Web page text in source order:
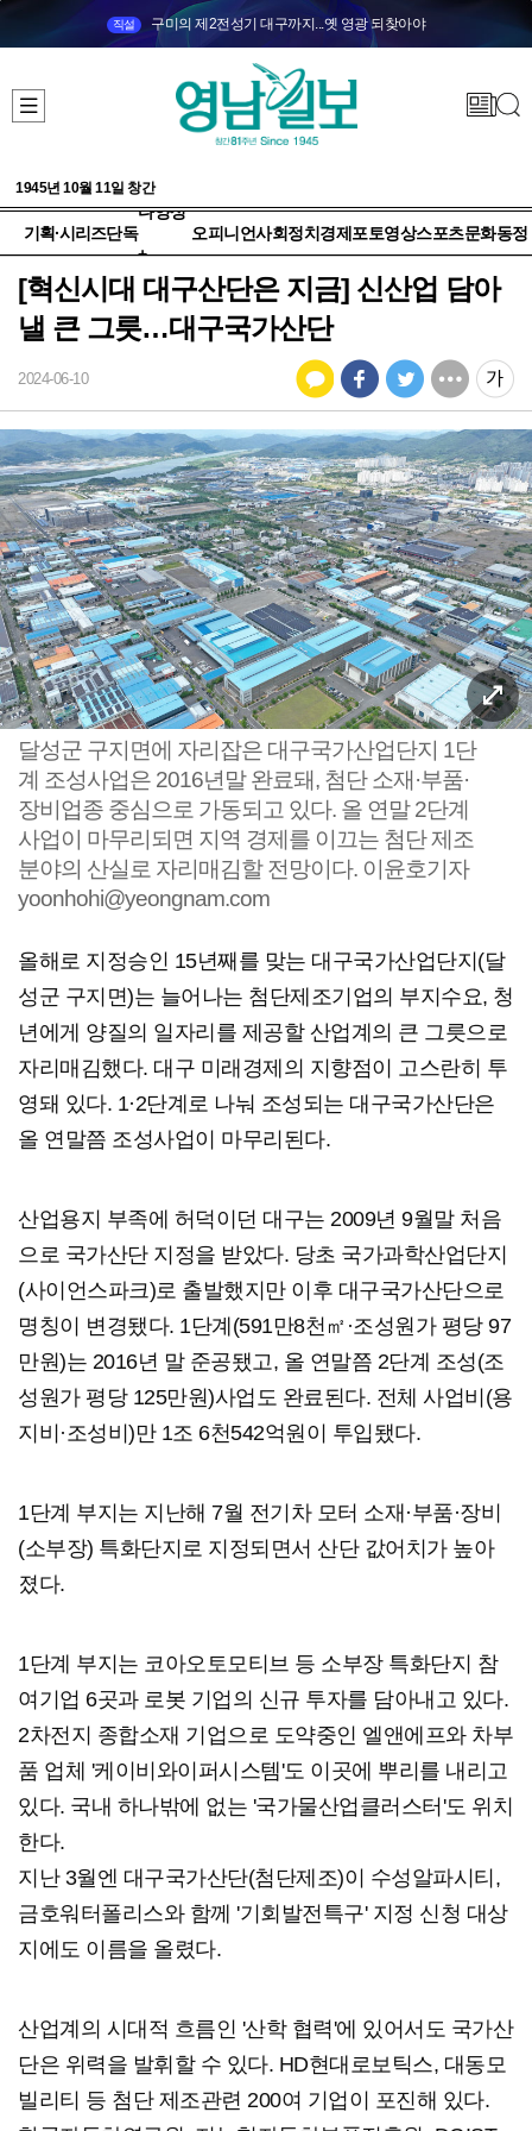
직설 구미의 제2전성기 대구까지...옛 영광 되찾아야
1945년 10월 11일 창간
기획·시리즈단독
다양성
+
오피니언사회정치 경제 포토영상스포츠문화동정
[혁신시대 대구산단은 지금] 신산업 담아
낼 큰 그릇…대구국가산단
2024-06-10
달성군 구지면에 자리잡은 대구국가산업단지 1단
계 조성사업은 2016년말 완료돼, 첨단 소재·부품·
장비업종 중심으로 가동되고 있다. 올 연말 2단계
사업이 마무리되면 지역 경제를 이끄는 첨단 제조
분야의 산실로 자리매김할 전망이다. 이윤호기자
yoonhohi@yeongnam.com
올해로 지정승인 15년째를 맞는 대구국가산업단지(달
성군 구지면)는 늘어나는 첨단제조기업의 부지수요, 청
년에게 양질의 일자리를 제공할 산업계의 큰 그릇으로
자리매김했다. 대구 미래경제의 지향점이 고스란히 투
영돼 있다. 1·2단계로 나눠 조성되는 대구국가산단은
올 연말쯤 조성사업이 마무리된다.
산업용지 부족에 허덕이던 대구는 2009년 9월말 처음
으로 국가산단 지정을 받았다. 당초 국가과학산업단지
(사이언스파크)로 출발했지만 이후 대구국가산단으로
명칭이 변경됐다. 1단계(591만8천㎡·조성원가 평당 97
만원)는 2016년 말 준공됐고, 올 연말쯤 2단계 조성(조
성원가 평당 125만원)사업도 완료된다. 전체 사업비(용
지비·조성비)만 1조 6천542억원이 투입됐다.
1단계 부지는 지난해 7월 전기차 모터 소재·부품·장비
(소부장) 특화단지로 지정되면서 산단 값어치가 높아
졌다.
1단계 부지는 코아오토모티브 등 소부장 특화단지 참
여기업 6곳과 로봇 기업의 신규 투자를 담아내고 있다.
2차전지 종합소재 기업으로 도약중인 엘앤에프와 차부
품 업체 '케이비와이퍼시스템'도 이곳에 뿌리를 내리고
있다. 국내 하나밖에 없는 '국가물산업클러스터'도 위치
한다.
지난 3월엔 대구국가산단(첨단제조)이 수성알파시티,
금호워터폴리스와 함께 '기회발전특구' 지정 신청 대상
지에도 이름을 올렸다.
산업계의 시대적 흐름인 '산학 협력'에 있어서도 국가산
단은 위력을 발휘할 수 있다. HD현대로보틱스, 대동모
빌리티 등 첨단 제조관련 200여 기업이 포진해 있다.